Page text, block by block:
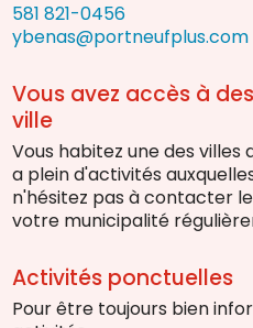
581 821-0456
ybenas@portneufplus.com
Vous avez accès à
ville
Vous habitez une des villes
a plein d'activités
n'hésitez pas à contacter
votre municipalité
Activités ponctuelles
Pour être toujours bien